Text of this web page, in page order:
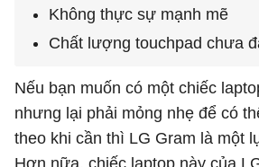
Không thực sự mạnh mẽ
Chất lượng touchpad chưa
Nếu bạn muốn có một chiếc
nhưng lại phải mỏng nhẹ để có
theo khi cần thì LG Gram là một